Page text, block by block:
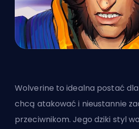
Wolverine to idealna postać
chcą atakować i nieustannie
przeciwnikom. Jego dziki styl